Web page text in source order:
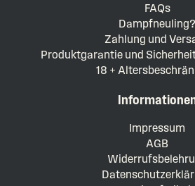
FAQs
Dampfneuling?
Zahlung und
Produktgarantie und
18 +
Impressum
AGB